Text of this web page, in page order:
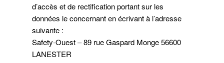
d’accès et de rectification portant sur les
données le concernant en écrivant à l’adresse
suivante :
Safety-Ouest – 89 rue Gaspard Monge 56600
LANESTER